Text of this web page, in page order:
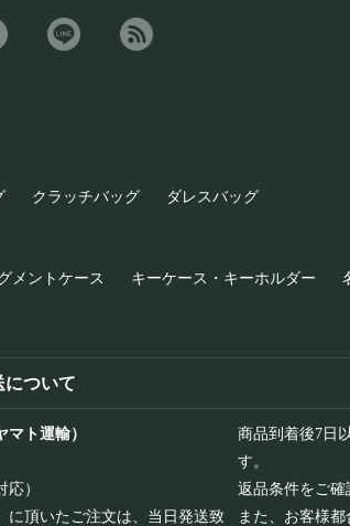
クラッチバッグ ダレスバッグ
メントケース キーケース・キーホルダー
について
マト運輸）
）
に頂いたご注文は、当日発送致
商品到着後7日
す。
返品条件をご確
また、お客様